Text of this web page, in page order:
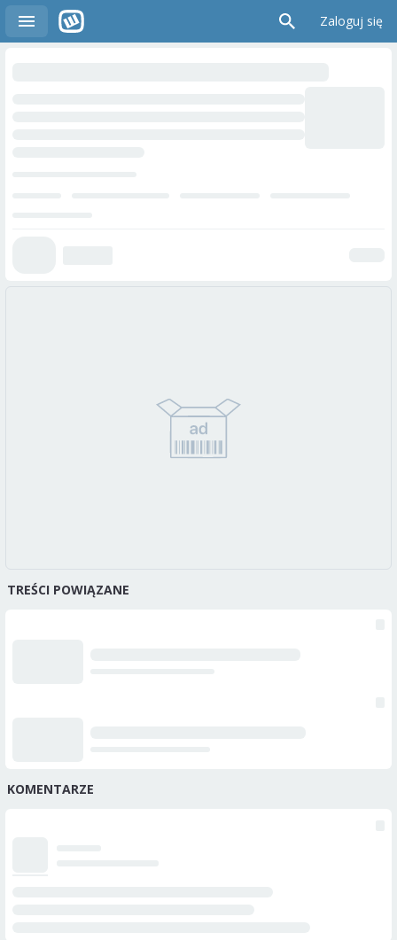
Zaloguj się
TREŚCI POWIĄZANE
KOMENTARZE